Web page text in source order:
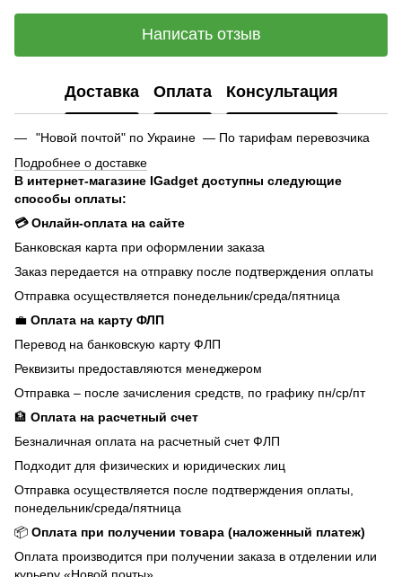
Написать отзыв
Доставка Оплата Консультация
"Новой почтой" по Украине — По тарифам перевозчика
Подробнее о доставке
В интернет-магазине IGadget доступны следующие
способы оплаты:
💳 Онлайн-оплата на сайте
Банковская карта при оформлении заказа
Заказ передается на отправку после подтверждения оплаты
Отправка осуществляется понедельник/среда/пятница
💼 Оплата на карту ФЛП
Перевод на банковскую карту ФЛП
Реквизиты предоставляются менеджером
Отправка – после зачисления средств, по графику пн/ср/пт
🏦 Оплата на расчетный счет
Безналичная оплата на расчетный счет ФЛП
Подходит для физических и юридических лиц
Отправка осуществляется после подтверждения оплаты,
понедельник/среда/пятница
📦 Оплата при получении товара (наложенный платеж)
Оплата производится при получении заказа в отделении или